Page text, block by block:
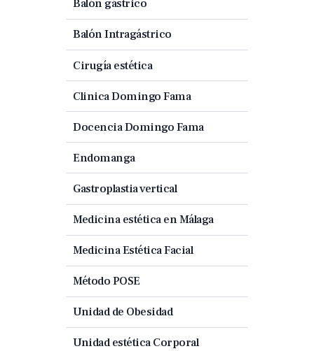
Balón gástrico
Balón Intragástrico
Cirugía estética
Clinica Domingo Fama
Docencia Domingo Fama
Endomanga
Gastroplastia vertical
Medicina estética en Málaga
Medicina Estética Facial
Método POSE
Unidad de Obesidad
Unidad estética Corporal